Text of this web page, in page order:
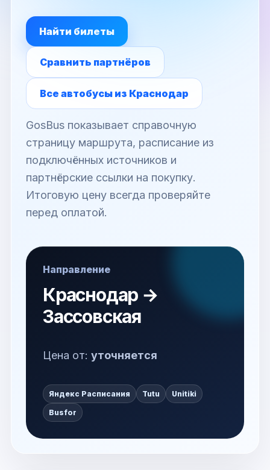
Найти билеты
Сравнить партнёров
Все автобусы из Краснодар
GosBus показывает справочную
страницу маршрута, расписание из
подключённых источников и
партнёрские ссылки на покупку.
Итоговую цену всегда проверяйте
перед оплатой.
Направление
Краснодар →
Зассовская
Цена от: уточняется
Яндекс Расписания Tutu Unitiki
Busfor